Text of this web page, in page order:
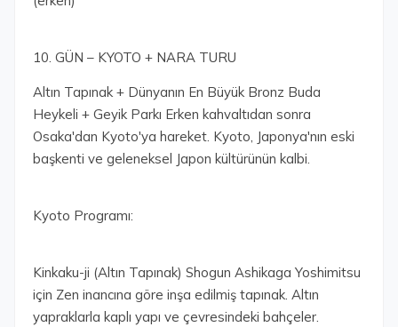
10. GÜN – KYOTO + NARA TURU
Altın Tapınak + Dünyanın En Büyük Bronz Buda
Heykeli + Geyik Parkı Erken kahvaltıdan sonra
Osaka'dan Kyoto'ya hareket. Kyoto, Japonya'nın eski
başkenti ve geleneksel Japon kültürünün kalbi.
Kyoto Programı:
Kinkaku-ji (Altın Tapınak) Shogun Ashikaga Yoshimitsu
için Zen inancına göre inşa edilmiş tapınak. Altın
yapraklarla kaplı yapı ve çevresindeki bahçeler.